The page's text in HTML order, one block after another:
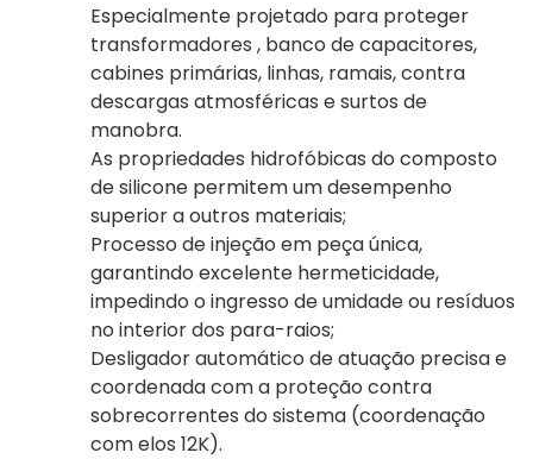
Especialmente projetado para proteger
transformadores , banco de capacitores,
cabines primárias, linhas, ramais, contra
descargas atmosféricas e surtos de
manobra.
As propriedades hidrofóbicas do composto
de silicone permitem um desempenho
superior a outros materiais;
Processo de injeção em peça única,
garantindo excelente hermeticidade,
impedindo o ingresso de umidade ou resíduos
no interior dos para-raios;
Desligador automático de atuação precisa e
coordenada com a proteção contra
sobrecorrentes do sistema (coordenação
com elos 12K).